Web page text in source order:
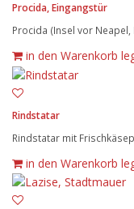
Procida, Eingangstür
Procida (Insel vor
in den Warenkorb
Rindstatar
Rindstatar mit
in den Warenkorb